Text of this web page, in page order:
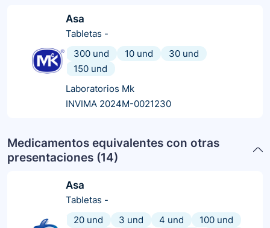
Asa
Tabletas -
300 und
10 und
30 und
150 und
Laboratorios Mk
INVIMA 2024M-0021230
Medicamentos equivalentes con otras
presentaciones (14)
Asa
Tabletas -
20 und
3 und 4 und
100 und